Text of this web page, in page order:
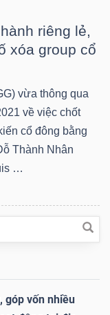
riêng lẻ,
xóa group cổ
vừa thông qua
về việc chốt
cổ đông bằng
Thành Nhân
…
góp vốn nhiều